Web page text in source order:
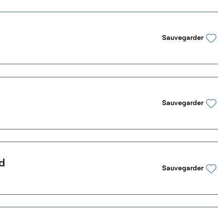
Sauvegarder
Sauvegarder
Sauvegarder